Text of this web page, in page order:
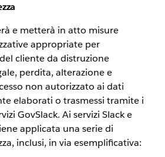
e metterà in atto misure
appropriate per
cliente da distruzione
perdita, alterazione e
non autorizzato ai dati
elaborati o trasmessi tramite i
GovSlack. Ai servizi Slack e
applicata una serie di
inclusi, in via esemplificativa: